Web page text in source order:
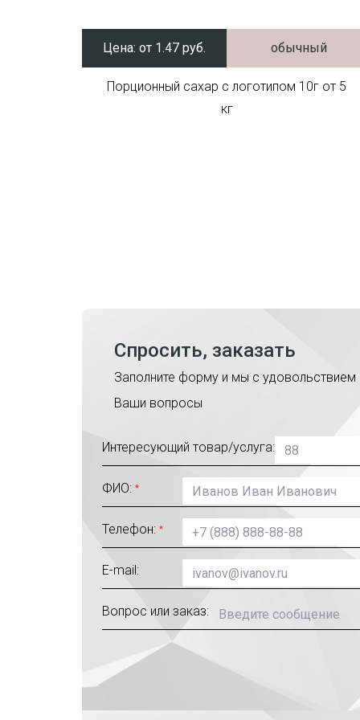
Цена: от 1.47 руб. обычный
Порционный сахар с логотипом 10г от 5
кг
Спросить, заказать
Заполните форму и мы с удовольствием
Ваши вопросы
Интересующий товар/услуга:
ФИО: *
Телефон: *
E-mail:
Вопрос или заказ: